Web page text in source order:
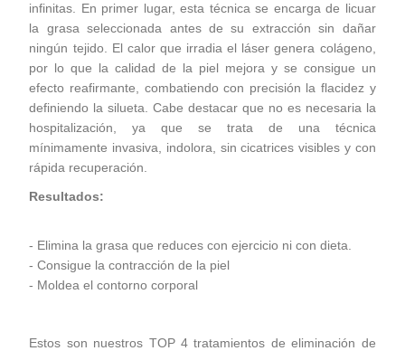
infinitas. En primer lugar, esta técnica se encarga de licuar
la grasa seleccionada antes de su extracción sin dañar
ningún tejido. El calor que irradia el láser genera colágeno,
por lo que la calidad de la piel mejora y se consigue un
efecto reafirmante, combatiendo con precisión la flacidez y
definiendo la silueta. Cabe destacar que no es necesaria la
hospitalización, ya que se trata de una técnica
mínimamente invasiva, indolora, sin cicatrices visibles y con
rápida recuperación.
Resultados:
- Elimina la grasa que reduces con ejercicio ni con dieta.
- Consigue la contracción de la piel
- Moldea el contorno corporal
Estos son nuestros TOP 4 tratamientos de eliminación de